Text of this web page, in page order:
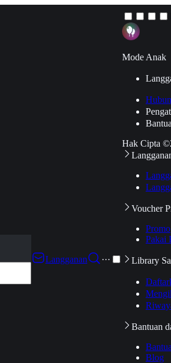
Langganan
···
Mode Anak
Hak Cipta
Voucher
Promo
Pakai
Library
Bantuan
Blog